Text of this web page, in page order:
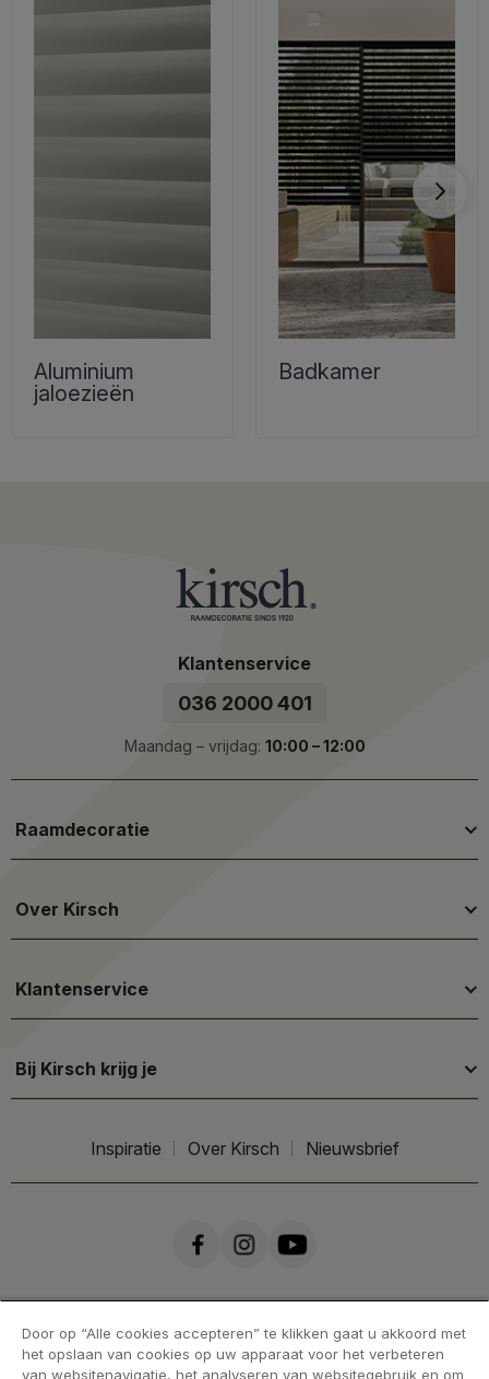
Aluminium
jaloezieën
Badkamer
Klantenservice
036 2000 401
Maandag – vrijdag: 10:00 – 12:00
Raamdecoratie
Over Kirsch
Klantenservice
Bij Kirsch krijg je
Inspiratie Over Kirsch Nieuwsbrief
Door op “Alle cookies accepteren” te klikken gaat u akkoord met
het opslaan van cookies op uw apparaat voor het verbeteren
van websitenavigatie, het analyseren van websitegebruik en om